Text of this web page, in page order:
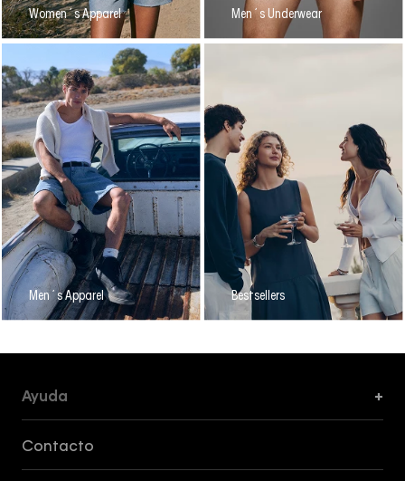
Women´s Apparel Men´s Underwear
Men´s Apparel Bestsellers
Ayuda +
Contacto